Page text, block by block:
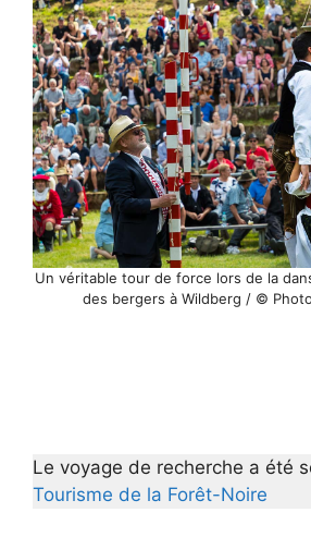
Un véritable tour de force lors de la
des bergers à Wildberg / ©
Le voyage de recherche a été
Tourisme de la Forêt-Noire